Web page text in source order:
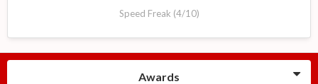
Speed Freak (4/10)
Awards